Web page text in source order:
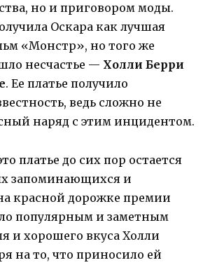
но и приговором моды.
Оскара как лучшая
«Монстр», но того же
несчастье — Холли Берри
. Ее платье получило
ведь сложно не
наряд с этим инцидентом.
платье до сих пор остается
запоминающихся и
красной дорожке премии
популярным и заметным
и хорошего вкуса Холли
на то, что приносило ей